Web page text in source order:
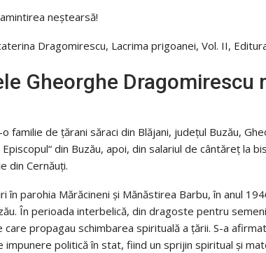
neștearsă!
Dragomirescu, Lacrima prigoanei, Vol. II,
Gheorghe Dragomirescu
familie de ţărani săraci din Blăjani, judeţul Buzău,
Episcopul“ din Buzău, apoi, din salariul de cântăreţ la
din Cernăuţi.
în parohia Mărăcineni şi Mănăstirea Barbu, în anul
În perioada interbelică, din dragoste pentru
propagau schimbarea spirituală a ţării. S-a
impunere politică în stat, fiind un sprijin spiritual şi